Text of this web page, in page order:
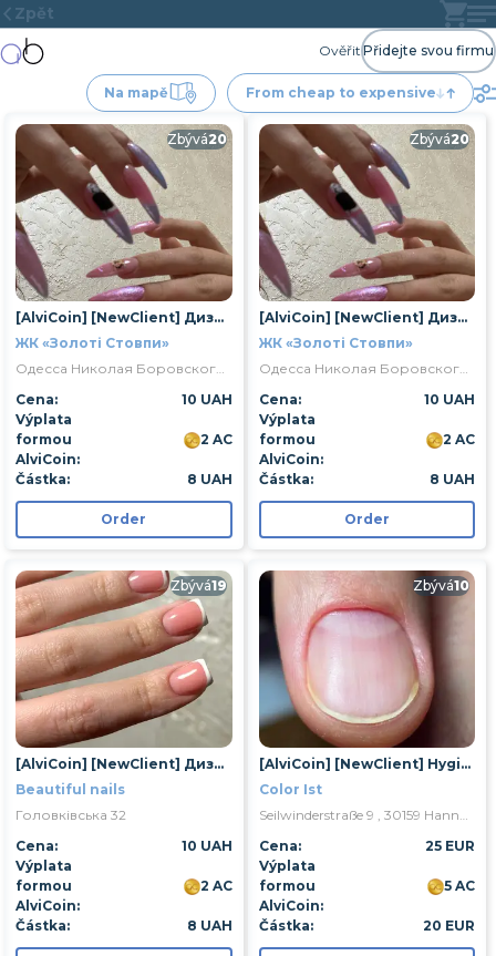
Zpět
Ověřit Přidejte svou firmu
Na mapě From cheap to expensive
Zbývá20
[AlviCoin] [NewClient] Дизайн 1 нігтя
ЖК «Золоті Стовпи»
Одесса Николая Боровского улица 1/16
Cena:
10 UAH
Výplata
formou
AlviCoin:
2 AC
Částka: 8 UAH
Order
Zbývá20
[AlviCoin] [NewClient] Дизайн 1 нігтя
ЖК «Золоті Стовпи»
Одесса Николая Боровского улица 1/16
Cena:
10 UAH
Výplata
formou
AlviCoin:
2 AC
Částka: 8 UAH
Order
Zbývá19
[AlviCoin] [NewClient] Дизайн 1 ногтя
Beautiful nails
Головківська 32
Cena:
10 UAH
Výplata
formou
AlviCoin:
2 AC
Částka: 8 UAH
Zbývá10
[AlviCoin] [NewClient] Hygienische Maniküre
Color Ist
Seilwinderstraße 9 , 30159 Hannover
Cena:
25 EUR
Výplata
formou
AlviCoin:
5 AC
Částka: 20 EUR